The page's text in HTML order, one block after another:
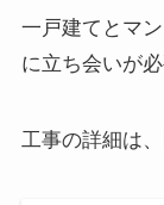
一戸建てとマ
に立ち会いが必
工事の詳細は